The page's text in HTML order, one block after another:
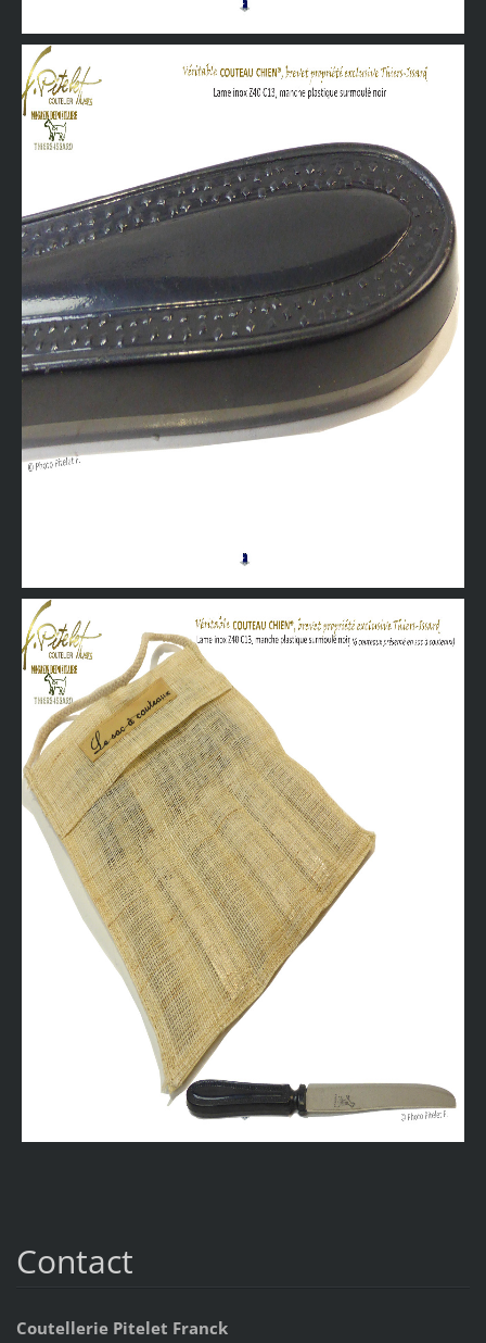
Contact
Coutellerie Pitelet Franck